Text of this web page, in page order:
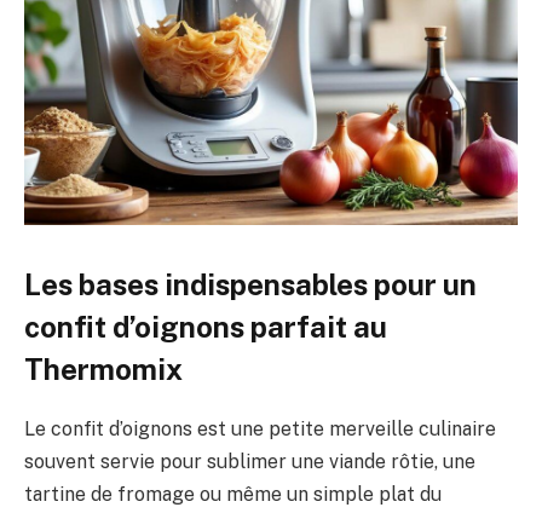
Les bases indispensables pour un
confit d’oignons parfait au
Thermomix
Le confit d’oignons est une petite merveille culinaire
souvent servie pour sublimer une viande rôtie, une
tartine de fromage ou même un simple plat du